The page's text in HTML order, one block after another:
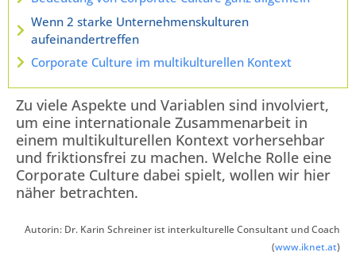
Wenn 2 starke Unternehmenskulturen
aufeinandertreffen
Corporate Culture im multikulturellen Kontext
Zu viele Aspekte und Variablen sind involviert,
um eine internationale Zusammenarbeit in
einem multikulturellen Kontext vorhersehbar
und friktionsfrei zu machen. Welche Rolle eine
Corporate Culture dabei spielt, wollen wir hier
näher betrachten.
Autorin: Dr. Karin Schreiner ist interkulturelle Consultant und Coach
(www.iknet.at)